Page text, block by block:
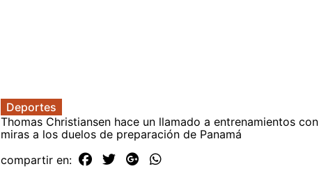
Deportes
Thomas Christiansen hace un llamado a entrenamientos con
miras a los duelos de preparación de Panamá
compartir en: